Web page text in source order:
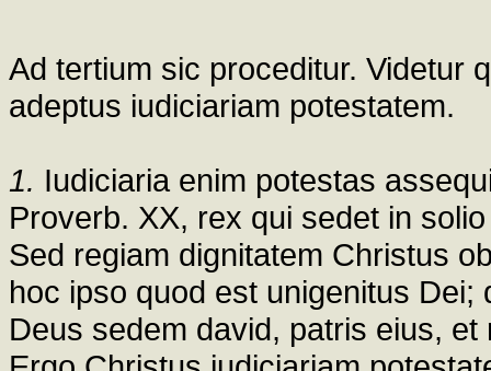
Ad tertium sic proceditur. Videtur
adeptus iudiciariam potestatem.
1. Iudiciaria enim potestas
Proverb. XX, rex qui sedet in
Sed regiam dignitatem Christus
hoc ipso quod est unigenitus
Deus sedem david, patris eius,